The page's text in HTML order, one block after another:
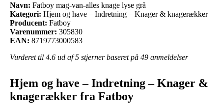
Navn: Fatboy mag-van-alles knage lyse grå
Kategori: Hjem og have – Indretning – Knager & knagerækker
Producent: Fatboy
Varenummer: 305830
EAN: 8719773000583
Vurderet til 4.6 ud af 5 stjerner baseret på 49 anmeldelser
Hjem og have – Indretning – Knager &
knagerækker fra Fatboy